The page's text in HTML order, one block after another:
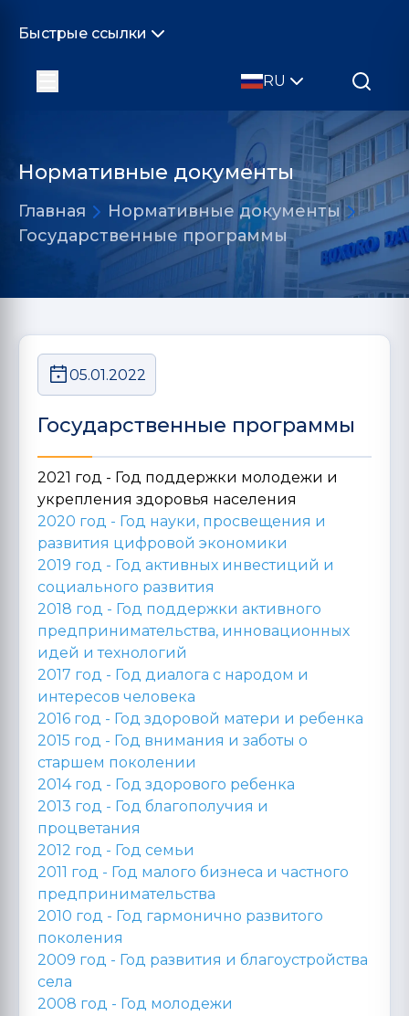
Быстрые ссылки
RU
Нормативные документы
Главная
Нормативные документы
Государственные программы
05.01.2022
Государственные программы
2021 год - Год поддержки молодежи и
укрепления здоровья населения
2020 год - Год науки, просвещения и
развития цифровой экономики
2019 год - Год активных инвестиций и
социального развития
2018 год - Год поддержки активного
предпринимательства, инновационных
идей и технологий
2017 год - Год диалога с народом и
интересов человека
2016 год - Год здоровой матери и ребенка
2015 год - Год внимания и заботы о
старшем поколении
2014 год - Год здорового ребенка
2013 год - Год благополучия и
процветания
2012 год - Год семьи
2011 год - Год малого бизнеса и частного
предпринимательства
2010 год - Год гармонично развитого
поколения
2009 год - Год развития и благоустройства
села
2008 год - Год молодежи